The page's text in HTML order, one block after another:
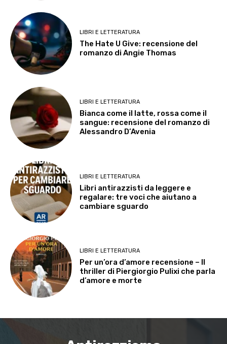
LIBRI E LETTERATURA
The Hate U Give: recensione del
romanzo di Angie Thomas
LIBRI E LETTERATURA
Bianca come il latte, rossa come il
sangue: recensione del romanzo di
Alessandro D’Avenia
LIBRI E LETTERATURA
Libri antirazzisti da leggere e
regalare: tre voci che aiutano a
cambiare sguardo
LIBRI E LETTERATURA
Per un’ora d’amore recensione – Il
thriller di Piergiorgio Pulixi che parla
d’amore e morte